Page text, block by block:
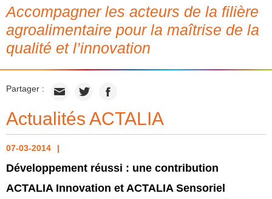
Accompagner les acteurs de la filière
agroalimentaire pour la maîtrise de la
qualité et l’innovation
Partager :
Actualités ACTALIA
07-03-2014
Développement réussi : une contribution
ACTALIA Innovation et ACTALIA Sensoriel